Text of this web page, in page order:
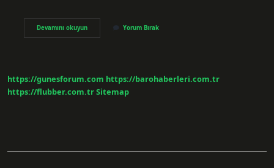
Devamını okuyunItır
Otu
Yorum Bırak
https://gunesforum.com https://barohaberleri.com.tr
https://flubber.com.trSitemap